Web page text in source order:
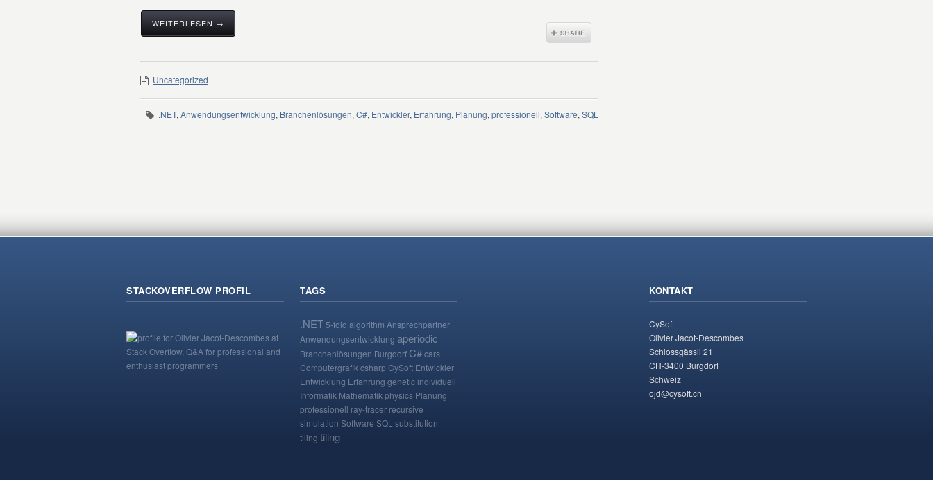
WEITERLESEN →
Uncategorized
.NET, Anwendungsentwicklung, Branchenlösungen, C#, Entwickler, Erfahrung, Planung, professionell, Software, SQL
STACKOVERFLOW PROFIL TAGS
.NET 5-fold algorithm Ansprechpartner
Anwendungsentwicklung aperiodic
Branchenlösungen Burgdorf C#cars
Computergrafik csharp CySoft Entwickler
Entwicklung Erfahrung genetic individuell
Informatik Mathematik physics Planung
professionell ray-tracer recursive
simulation Software SQL substitution
tiling tiling
KONTAKT
CySoft
Olivier Jacot-Descombes
Schlossgässli 21
CH-3400 Burgdorf
Schweiz
ojd@cysoft.ch